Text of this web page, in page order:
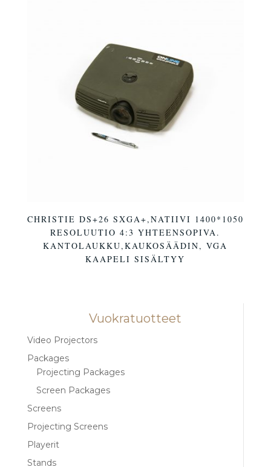
CHRISTIE DS+26 SXGA+,NATIIVI 1400*1050
RESOLUUTIO 4:3 YHTEENSOPIVA.
KANTOLAUKKU,KAUKOSÄÄDIN, VGA
KAAPELI SISÄLTYY
Vuokratuotteet
Video Projectors
Packages
Projecting Packages
Screen Packages
Screens
Projecting Screens
Playerit
Stands